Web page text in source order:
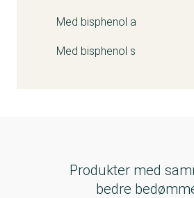
Med bisphenol a
Med bisphenol s
Produkter med
bedre